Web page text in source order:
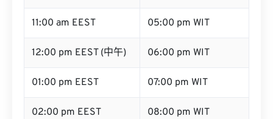
11:00 am EEST 05:00 pm WIT
12:00 pm EEST (中午) 06:00 pm WIT
01:00 pm EEST 07:00 pm WIT
02:00 pm EEST 08:00 pm WIT